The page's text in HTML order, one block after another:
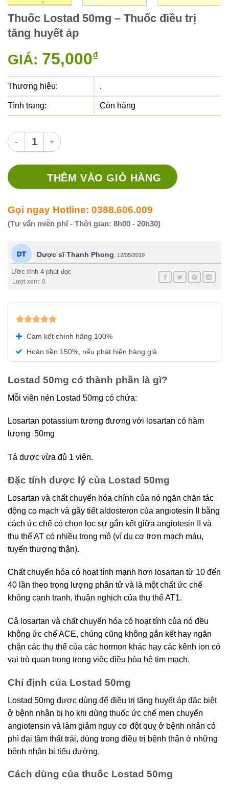
Thuốc Lostad 50mg – Thuốc điều trị
tăng huyết áp
GIÁ: 75,000₫
Thương hiệu: ,
Tình trạng: Còn hàng
Thuốc Lostad 50mg - Thuốc điều trị tăng huyết áp số lượng
THÊM VÀO GIỎ HÀNG
Gọi ngay Hotline: 0388.606.009
(Tư vấn miễn phí - Thời gian: 8h00 - 20h30)
Dược sĩ Thanh Phong 12/05/2019
Ước tính 4 phút đọc
Lượt xem: 0
hạng5.00
5 sao
Cam kết chính hãng 100%
Hoàn tiền 150%, nếu phát hiện hàng giả
Lostad 50mg có thành phần là gì?
Mỗi viên nén Lostad 50mg có chứa:
Losartan potassium tương đương với losartan có hàm
lượng 50mg
Tá dược vừa đủ 1 viên.
Đặc tính dược lý của Lostad 50mg
Losartan và chất chuyển hóa chính của nó ngăn chặn tác
động co mạch và gây tiết aldosteron của angiotesin II bằng
cách ức chế có chọn lọc sự gắn kết giữa angiotesin II và
thụ thể AT có nhiều trong mô (ví dụ cơ trơn mạch máu,
tuyến thượng thận).
Chất chuyển hóa có hoạt tính mạnh hơn losartan từ 10 đến
40 lần theo trọng lượng phân tử và là một chất ức chế
không cạnh tranh, thuận nghịch của thụ thể AT1.
Cả losartan và chất chuyển hóa có hoạt tính của nó đều
không ức chế ACE, chúng cũng không gắn kết hay ngăn
chặn các thụ thể của các hormon khác hay các kênh ion có
vai trò quan trọng trong việc điều hòa hệ tim mạch.
Chỉ định của Lostad 50mg
Lostad 50mg được dùng để điều trị tăng huyết áp đặc biệt
ở bệnh nhân bị ho khi dùng thuốc ức chế men chuyển
angiotensin và làm giảm nguy cơ đột quỵ ở bệnh nhân có
phì đại tâm thất trái, dùng trong điều trị bệnh thận ở những
bệnh nhân bị tiểu đường.
Cách dùng của thuốc Lostad 50mg